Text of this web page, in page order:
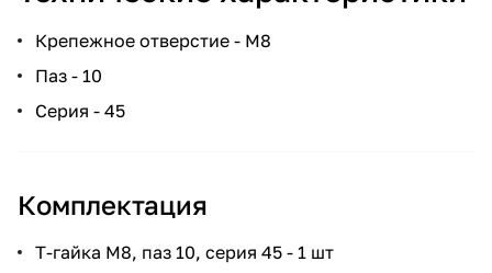
Крепежное отверстие - М8
Паз - 10
Серия - 45
Комплектация
Т-гайка М8, паз 10, серия 45 - 1 шт